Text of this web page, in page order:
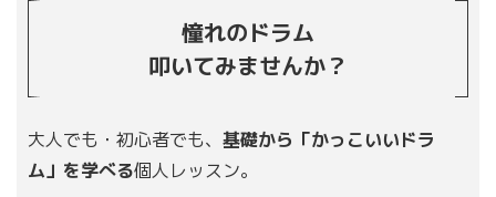
憧れのドラム
叩いてみませんか？
大人でも・初心者でも、 基礎から「かっこいいドラ
ム」を学べる個人レッスン。